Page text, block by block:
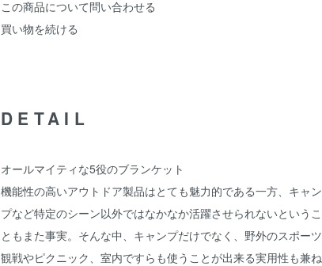
この商品について問い合わせる
買い物を続ける
DETAIL
オールマイティな5役のブランケット
機能性の高いアウトドア製品はとても魅力的である一方、キャン
プなど特定のシーン以外ではなかなか活躍させられないというこ
ともまた事実。そんな中、キャンプだけでなく、野外のスポーツ
観戦やピクニック、室内ですらも使うことが出来る実用性も兼ね